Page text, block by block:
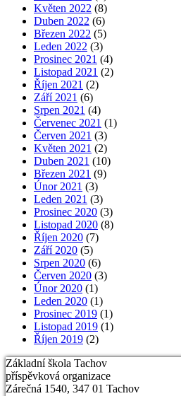
Květen 2022 (8)
Duben 2022 (6)
Březen 2022 (5)
Leden 2022 (3)
Prosinec 2021 (4)
Listopad 2021 (2)
Říjen 2021 (2)
Září 2021 (6)
Srpen 2021 (4)
Červenec 2021 (1)
Červen 2021 (3)
Květen 2021 (2)
Duben 2021 (10)
Březen 2021 (9)
Únor 2021 (3)
Leden 2021 (3)
Prosinec 2020 (3)
Listopad 2020 (8)
Říjen 2020 (7)
Září 2020 (5)
Srpen 2020 (6)
Červen 2020 (3)
Únor 2020 (1)
Leden 2020 (1)
Prosinec 2019 (1)
Listopad 2019 (1)
Říjen 2019 (2)
Základní škola Tachov
příspěvková organizace
Zárečná 1540, 347 01 Tachov